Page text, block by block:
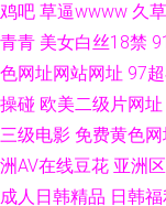
鸡吧 草逼wwww 久
青青 美女白丝18禁
色网址网站网址 97
操碰 欧美二级片网址
三级电影 免费黄色网
洲AV在线豆花 亚洲
成人日韩精品 日韩